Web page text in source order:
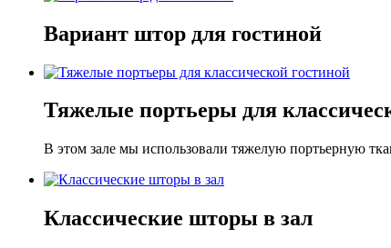
Вариант штор для гостиной
Тяжелые портьеры для
В этом зале мы использовали тяжелую портьерную
Классические шторы в зал